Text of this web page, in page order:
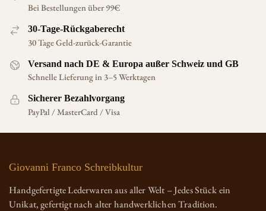
Bei Bestellungen über 99€
30-Tage-Rückgaberecht
30 Tage Geld-zurück-Garantie
Versand nach DE & Europa außer Schweiz und GB
Schnelle Lieferung in 3–5 Werktagen
Sicherer Bezahlvorgang
PayPal / MasterCard / Visa
Giovanni Franco Schreibkultur
Handgefertigte Lederwaren aus aller Welt – Jedes Stück ein
Unikat, gefertigt nach alter handwerklichen Tradition.